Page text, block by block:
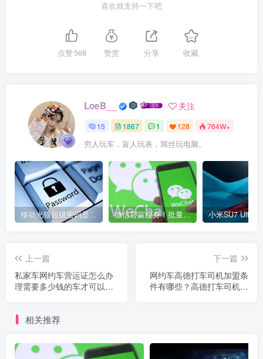
喜欢就支持一下吧
点赞568 赞赏 分享 收藏
LoeB__ 关注
15 1867 1 128 764W+
穷人玩车，富人玩表，屌丝玩电脑。
移动光猫超级密码是多少？移动光猫超级管理员后台账号与密码 微信官宣瘦身！批量清理原图新功能来了 安卓、iOS均可使用
上一篇
私家车网约车营运证怎么办
理需要多少钱的车才可以
下一篇
网约车高德打车司机加盟条
件有哪些？高德打车司机加
相关推荐